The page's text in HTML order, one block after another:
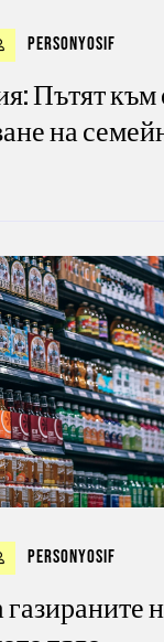
personyosif
Пътят към
на
personyosif